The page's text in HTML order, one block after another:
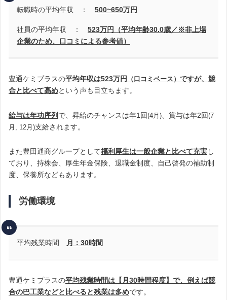
転職時の平均年収 ： 500~650万円
社員の平均年収 ： 523万円（平均年齢30.0歳／※非上場
企業のため、口コミによる参考値）
豊通ケミプラスの平均年収は523万円 （口コミベース） ですが、競
合と比べて高めという声も目立ちます。
給与は年功序列で、昇給のチャンスは年1回(4月) 、賞与は年2回(7
月, 12月 )支給されます。
また豊田通商グループとして福利厚生は一般企業と比べて充実し
ており、持株会、厚生年金保険、退職金制度、自己啓発の補助制
度、保養所などもあります。
労働環境
平均残業時間 月：30時間
豊通ケミプラスの平均残業時間は【月30時間程度】で、例えば競
合の巴工業などと比べると残業は多めです。